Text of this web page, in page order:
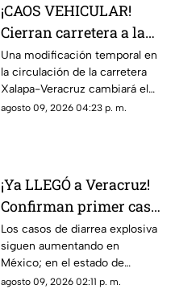
¡CAOS VEHICULAR!
Cierran carretera a la
SALIDA de Veracruz;
¿cuál es el motivo?
Una modificación temporal en
la circulación de la carretera
Xalapa-Veracruz cambiará el
recorrido de quienes transitan
agosto 09, 2026 04:23 p. m.
¡Ya LLEGÓ a Veracruz!
Confirman primer caso
de 'DIARREA
EXPLOSIVA' en el
estado; esto se sabe
Los casos de diarrea explosiva
siguen aumentando en
México; en el estado de
Veracruz ya se registró el
agosto 09, 2026 02:11 p. m.